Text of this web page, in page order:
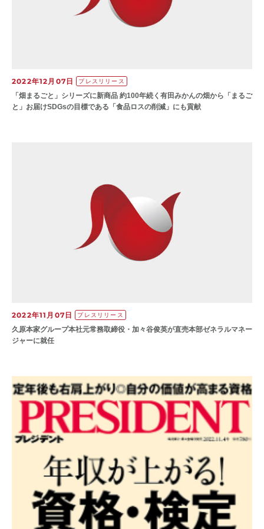
2022年12月07日 プレスリリース
「畑まるごと」シリーズに新商品 約100年続く有田みかんの畑から「まるご
と」お届けSDGsの目標である「食品ロスの削減」にも貢献
2022年11月07日 プレスリリース
久原本家グループ本社元常務取締役・加々谷俊英が直売本部ゼネラルマネー
ジャーに就任